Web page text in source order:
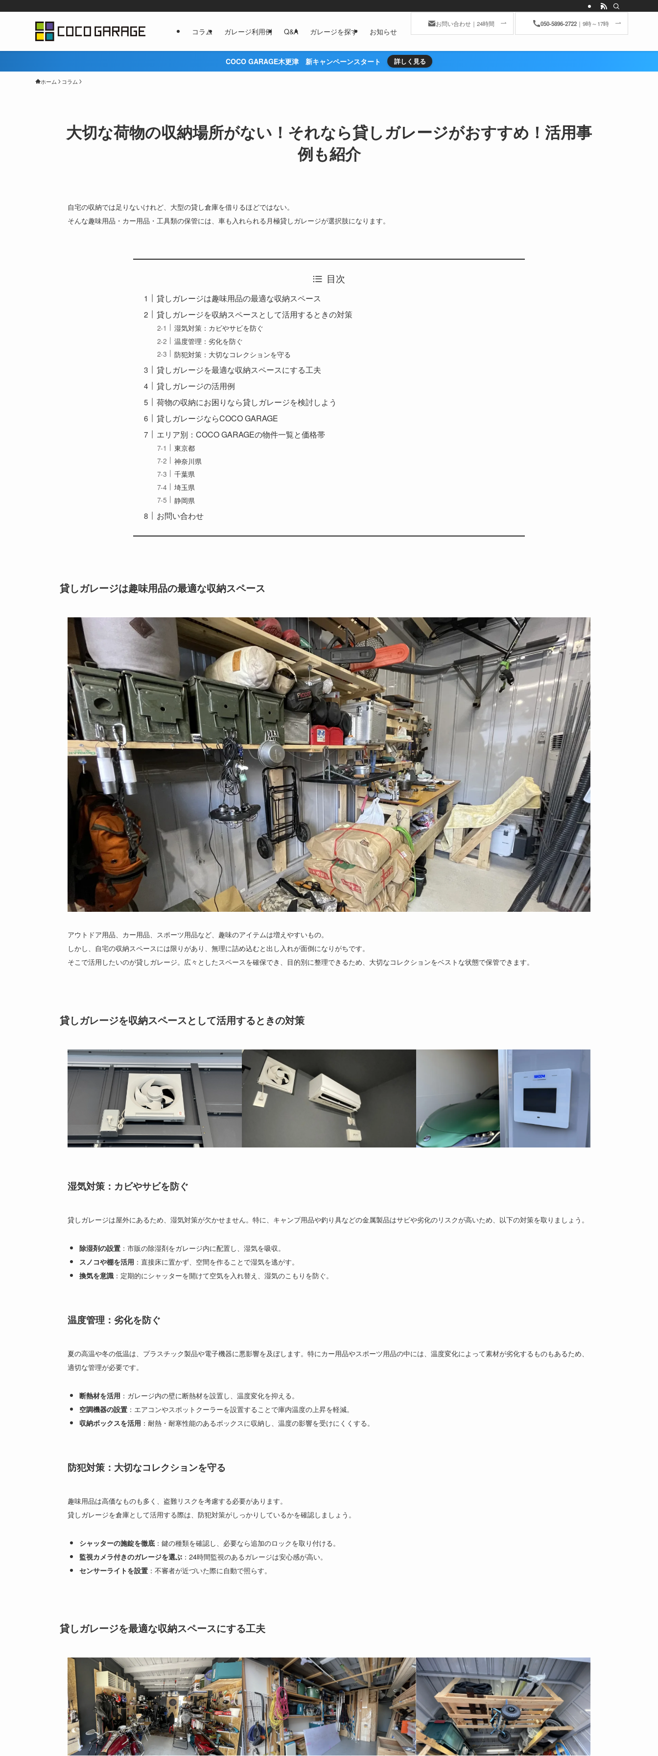
コラム ガレージ利用例 Q&A ガレージを探す お知らせ
お問い合わせ｜24時間 050-5896-2722｜9時～17時
COCO GARAGE木更津 新キャンペーンスタート 詳しく見る
ホーム コラム
大切な荷物の収納場所がない！それなら貸しガレージがおすすめ！活用事
例も紹介
自宅の収納では足りないけれど、大型の貸し倉庫を借りるほどではない。
そんな趣味用品・カー用品・工具類の保管には、車も入れられる月極貸しガレージが選択肢になります。
目次
貸しガレージは趣味用品の最適な収納スペース
貸しガレージを収納スペースとして活用するときの対策
湿気対策：カビやサビを防ぐ
温度管理：劣化を防ぐ
防犯対策：大切なコレクションを守る
貸しガレージを最適な収納スペースにする工夫
貸しガレージの活用例
荷物の収納にお困りなら貸しガレージを検討しよう
貸しガレージならCOCO GARAGE
エリア別：COCO GARAGEの物件一覧と価格帯
東京都
神奈川県
千葉県
埼玉県
静岡県
お問い合わせ
貸しガレージは趣味用品の最適な収納スペース
アウトドア用品、カー用品、スポーツ用品など、趣味のアイテムは増えやすいもの。
しかし、自宅の収納スペースには限りがあり、無理に詰め込むと出し入れが面倒になりがちです。
そこで活用したいのが貸しガレージ。広々としたスペースを確保でき、目的別に整理できるため、大切なコレクションをベストな状態で保管できます。
貸しガレージを収納スペースとして活用するときの対策
湿気対策：カビやサビを防ぐ
貸しガレージは屋外にあるため、湿気対策が欠かせません。特に、キャンプ用品や釣り具などの金属製品はサビや劣化のリスクが高いため、以下の対策を取りましょう。
除湿剤の設置 ：市販の除湿剤をガレージ内に配置し、湿気を吸収。
スノコや棚を活用 ：直接床に置かず、空間を作ることで湿気を逃がす。
換気を意識 ：定期的にシャッターを開けて空気を入れ替え、湿気のこもりを防ぐ。
温度管理：劣化を防ぐ
夏の高温や冬の低温は、プラスチック製品や電子機器に悪影響を及ぼします。特にカー用品やスポーツ用品の中には、温度変化によって素材が劣化するものもあるため、
適切な管理が必要です。
断熱材を活用 ：ガレージ内の壁に断熱材を設置し、温度変化を抑える。
空調機器の設置 ：エアコンやスポットクーラーを設置することで庫内温度の上昇を軽減。
収納ボックスを活用 ：耐熱・耐寒性能のあるボックスに収納し、温度の影響を受けにくくする。
防犯対策：大切なコレクションを守る
趣味用品は高価なものも多く、盗難リスクを考慮する必要があります。
貸しガレージを倉庫として活用する際は、防犯対策がしっかりしているかを確認しましょう。
シャッターの施錠を徹底 ：鍵の種類を確認し、必要なら追加のロックを取り付ける。
監視カメラ付きのガレージを選ぶ ：24時間監視のあるガレージは安心感が高い。
センサーライトを設置 ：不審者が近づいた際に自動で照らす。
貸しガレージを最適な収納スペースにする工夫